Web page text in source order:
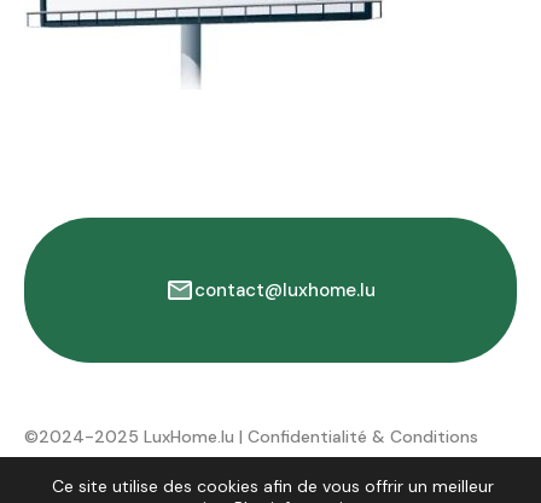
contact@luxhome.lu
©2024-2025 LuxHome.lu | Confidentialité & Conditions
d'utilisation
Ce site utilise des cookies afin de vous offrir un meilleur